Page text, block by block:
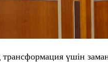
үшін